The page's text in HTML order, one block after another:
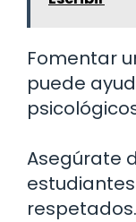
Fomentar
puede
Asegúrate
respetados.